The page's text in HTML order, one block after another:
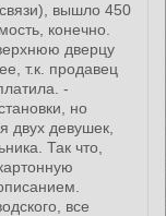
вышло 450
конечно.
дверцу
т.к. продавец
-
но
двух девушек,
Так что,
все